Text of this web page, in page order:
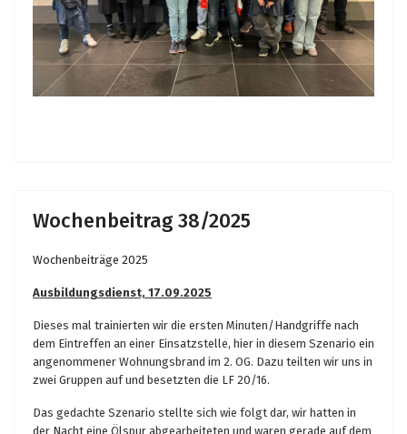
Wochenbeitrag 38/2025
Wochenbeiträge 2025
Ausbildungsdienst, 17.09.2025
Dieses mal trainierten wir die ersten Minuten/Handgriffe nach
dem Eintreffen an einer Einsatzstelle, hier in diesem Szenario ein
angenommener Wohnungsbrand im 2. OG. Dazu teilten wir uns in
zwei Gruppen auf und besetzten die LF 20/16.
Das gedachte Szenario stellte sich wie folgt dar, wir hatten in
der Nacht eine Ölspur abgearbeiteten und waren gerade auf dem